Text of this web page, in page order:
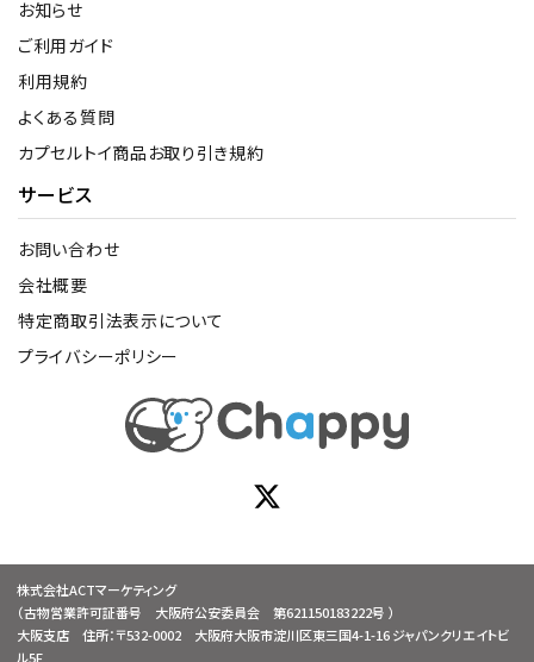
お知らせ
ご利用ガイド
利用規約
よくある質問
カプセルトイ商品お取り引き規約
サービス
お問い合わせ
会社概要
特定商取引法表示について
プライバシーポリシー
株式会社ACTマーケティング
（古物営業許可証番号 大阪府公安委員会 第621150183222号 ）
大阪支店 住所：〒532-0002 大阪府大阪市淀川区東三国4-1-16 ジャパンクリエイトビ
ル5F